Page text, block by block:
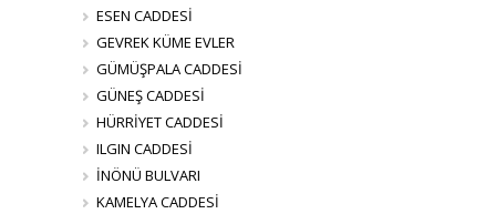
ESEN CADDESİ
GEVREK KÜME EVLER
GÜMÜŞPALA CADDESİ
GÜNEŞ CADDESİ
HÜRRİYET CADDESİ
ILGIN CADDESİ
İNÖNÜ BULVARI
KAMELYA CADDESİ